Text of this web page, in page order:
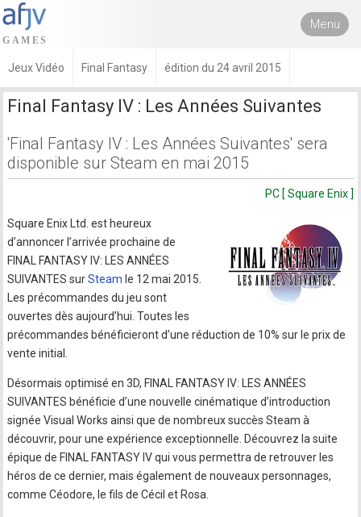
Menu
Jeux Vidéo Final Fantasy édition du 24 avril 2015
Final Fantasy IV : Les Années Suivantes
'Final Fantasy IV : Les Années Suivantes' sera
disponible sur Steam en mai 2015
PC [ Square Enix ]
Square Enix Ltd. est heureux
d’annoncer l’arrivée prochaine de
FINAL FANTASY IV: LES ANNÉES
SUIVANTES surSteam le 12 mai 2015.
Les précommandes du jeu sont
ouvertes dès aujourd’hui. Toutes les
précommandes bénéficieront d’une réduction de 10% sur le prix de
vente initial.
Désormais optimisé en 3D, FINAL FANTASY IV: LES ANNÉES
SUIVANTES bénéficie d’une nouvelle cinématique d’introduction
signée Visual Works ainsi que de nombreux succès Steam à
découvrir, pour une expérience exceptionnelle. Découvrez la suite
épique de FINAL FANTASY IV qui vous permettra de retrouver les
héros de ce dernier, mais également de nouveaux personnages,
comme Céodore, le fils de Cécil et Rosa.